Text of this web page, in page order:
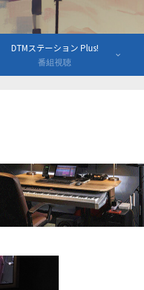
DTMステーション Plus!
番組視聴